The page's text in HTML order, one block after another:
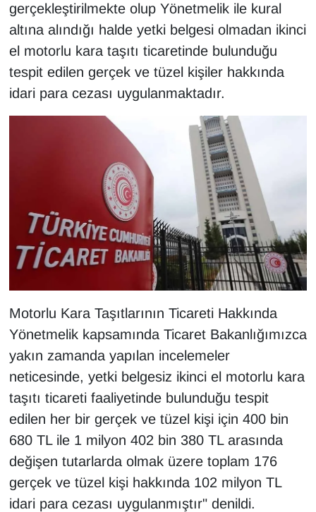
gerçekleştirilmekte olup Yönetmelik ile kural
altına alındığı halde yetki belgesi olmadan ikinci
el motorlu kara taşıtı ticaretinde bulunduğu
tespit edilen gerçek ve tüzel kişiler hakkında
idari para cezası uygulanmaktadır.
Motorlu Kara Taşıtlarının Ticareti Hakkında
Yönetmelik kapsamında Ticaret Bakanlığımızca
yakın zamanda yapılan incelemeler
neticesinde, yetki belgesiz ikinci el motorlu kara
taşıtı ticareti faaliyetinde bulunduğu tespit
edilen her bir gerçek ve tüzel kişi için 400 bin
680 TL ile 1 milyon 402 bin 380 TL arasında
değişen tutarlarda olmak üzere toplam 176
gerçek ve tüzel kişi hakkında 102 milyon TL
idari para cezası uygulanmıştır" denildi.
POLİTİKA
Resmi İlanlar
RÖPORTAJ
Sinema - TV
SİYASET
TEBRİK
TEKNOLOJİ
VAN'DA SPOR
Vasıta